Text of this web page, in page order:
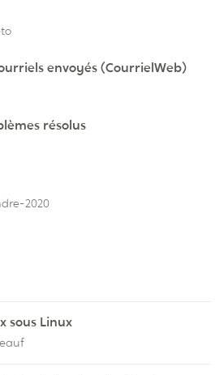
envoyés (CourrielWeb)
résolus
2020
sous Linux